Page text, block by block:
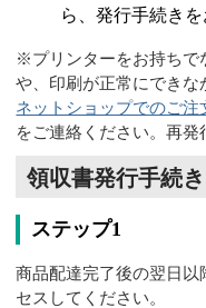
ら、発行手続き
※プリンターをお持ちで
や、印刷が正常にできな
ネットショップでのご
をご連絡ください。再発
領収書発行手続
ステップ1
商品配達完了後の翌日以
セスしてください。